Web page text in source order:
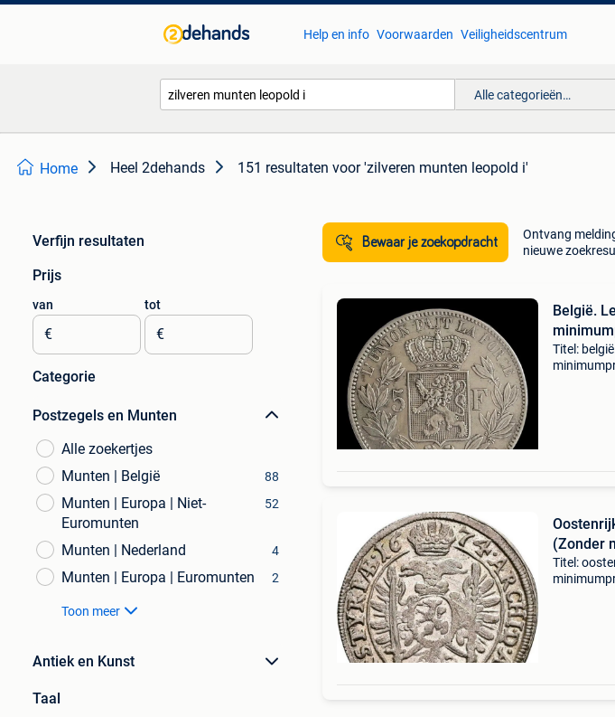
Help en info Voorwaarden Veiligheidscentrum
Alle categorieën…
Home Heel 2dehands 151 resultaten voor 'zilveren munten leopold i'
Verfijn resultaten
Prijs
van
€
tot
€
Categorie
Postzegels en Munten
Alle zoekertjes
Munten | België
88
Munten | Europa | Niet-
Euromunten
52
Munten | Nederland 4
Munten | Europa | Euromunten 2
Toon meer
Antiek en Kunst
Taal
Bewaar je zoekopdracht
Ontvang
nieuwe
België.
Titel:
(Zonder
Titel: